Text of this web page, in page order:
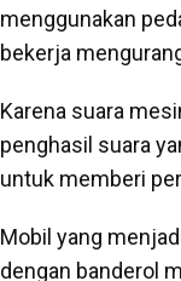
menggunakan
bekerja
Karena suara
penghasil suara
untuk memberi
Mobil yang
dengan banderol